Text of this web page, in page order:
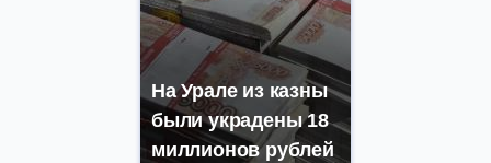
На Урале из казны
были украдены 18
миллионов рублей